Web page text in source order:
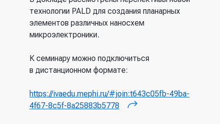
технологии PALD для создания планарных
элементов различных наносхем
микроэлектроники.
К семинару можно подключиться
в дистанционном формате:
https://ivaedu.mephi.ru/#join:t643c05fb-49ba-
4f67-8c5f-8a25883b5778
(внешняя ссылка)